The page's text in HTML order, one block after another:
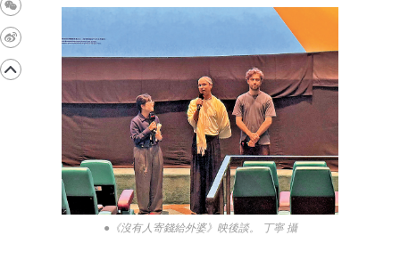
●《沒有人寄錢給外婆》映後談。 丁寧 攝